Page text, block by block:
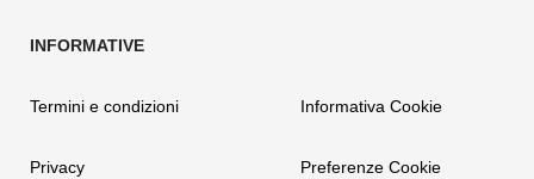
Termini e condizioni
Privacy
Informativa Cookie
Preferenze Cookie